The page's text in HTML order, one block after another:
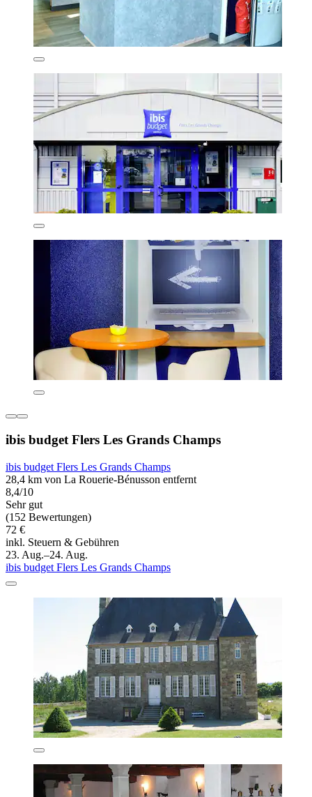
ibis budget Flers Les Grands Champs
ibis budget Flers Les Grands Champs
28,4 km von La Rouerie-Bénusson entfernt
8,4/10
Sehr gut
(152 Bewertungen)
72 €
inkl. Steuern & Gebühren
23. Aug.–24. Aug.
ibis budget Flers Les Grands Champs